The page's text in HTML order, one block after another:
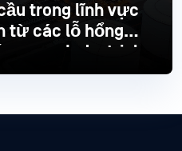
trong lĩnh vực
từ các lỗ hổng
sang Industrial